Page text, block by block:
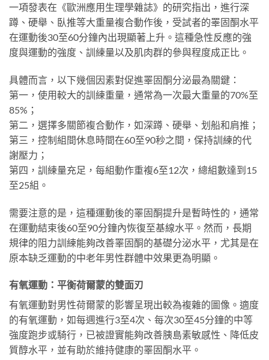
一項發表在《歐洲應用生理學雜誌》的研究指出，進行深
蹲、硬舉、臥推等大重量複合動作後，受試者的睪固酮水平
在運動後30至60分鐘內出現顯著上升。這種急性反應的強
度與運動的強度、訓練量以及肌肉群的參與程度成正比。
具體而言，以下幾個因素對促進睪固酮分泌最為關鍵：
第一，使用較大的訓練重量，通常為一次最大重量的70%至
85%；
第二，選擇多關節複合動作，如深蹲、硬舉、划船和肩推；
第三，控制組間休息時間在60至90秒之間，保持訓練的代
謝壓力；
第四，訓練量充足，每組動作重複6至12次，總組數達到15
至25組。
需要注意的是，這種運動後的睪固酮提升是暫時性的，通常
在運動結束後60至90分鐘內恢復至基線水平。然而，長期
規律的阻力訓練能夠改善睪固酮的基礎分泌水平，尤其是在
原本缺乏運動的中老年男性群體中效果更為明顯。
有氧運動：平衡荷爾蒙的雙面刃
有氧運動對男性荷爾蒙的影響呈現出較為複雜的圖像。適度
的有氧運動，如每週進行3至4次、每次30至45分鐘的中等
強度跑步或騎行，已被證實能夠改善胰島素敏感性、降低皮
質醇水平，並有助於維持健康的睪固酮水平。